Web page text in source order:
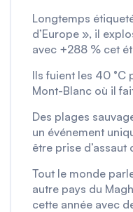
Longtemps
d’Europe », il
avec +288 % cet
Ils fuient les 40 °C
Mont-Blanc où il
Des plages
un événement
être prise
Tout le monde
autre pays du
cette année avec